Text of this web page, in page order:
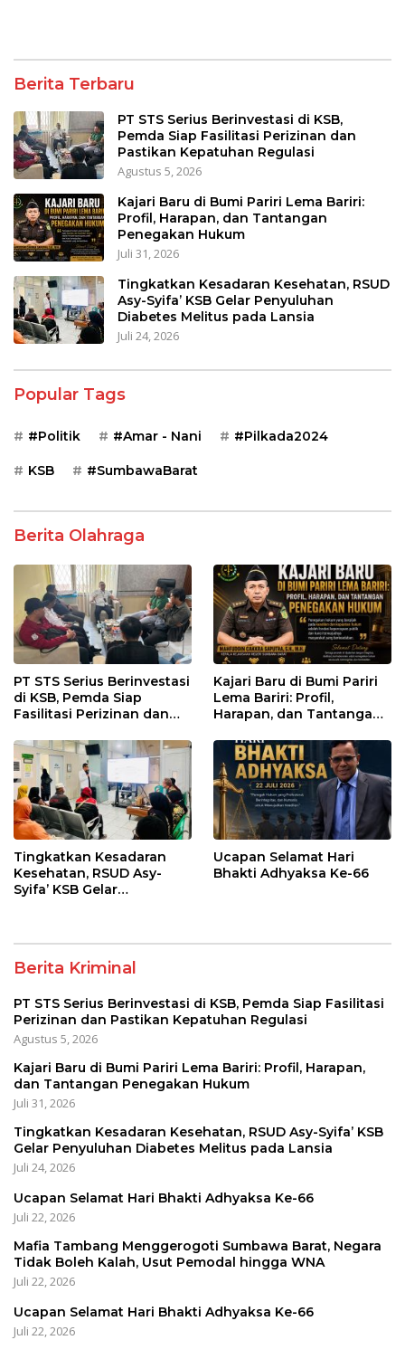
Berita Terbaru
PT STS Serius Berinvestasi di KSB,
Pemda Siap Fasilitasi Perizinan dan
Pastikan Kepatuhan Regulasi
Agustus 5, 2026
Kajari Baru di Bumi Pariri Lema Bariri:
Profil, Harapan, dan Tantangan
Penegakan Hukum
Juli 31, 2026
Tingkatkan Kesadaran Kesehatan, RSUD
Asy-Syifa’ KSB Gelar Penyuluhan
Diabetes Melitus pada Lansia
Juli 24, 2026
Popular Tags
#Politik #Amar - Nani #Pilkada2024
KSB #SumbawaBarat
Berita Olahraga
PT STS Serius Berinvestasi
di KSB, Pemda Siap
Fasilitasi Perizinan dan
Regulasi
Kajari Baru di Bumi Pariri
Lema Bariri: Profil,
Harapan, dan Tantangan
Tingkatkan Kesadaran
Kesehatan, RSUD Asy-
Syifa’ KSB Gelar
Ucapan Selamat Hari
Bhakti Adhyaksa Ke-66
Berita Kriminal
PT STS Serius Berinvestasi di KSB, Pemda Siap Fasilitasi
Perizinan dan Pastikan Kepatuhan Regulasi
Agustus 5, 2026
Kajari Baru di Bumi Pariri Lema Bariri: Profil, Harapan,
dan Tantangan Penegakan Hukum
Juli 31, 2026
Tingkatkan Kesadaran Kesehatan, RSUD Asy-Syifa’ KSB
Gelar Penyuluhan Diabetes Melitus pada Lansia
Juli 24, 2026
Ucapan Selamat Hari Bhakti Adhyaksa Ke-66
Juli 22, 2026
Mafia Tambang Menggerogoti Sumbawa Barat, Negara
Tidak Boleh Kalah, Usut Pemodal hingga WNA
Juli 22, 2026
Ucapan Selamat Hari Bhakti Adhyaksa Ke-66
Juli 22, 2026